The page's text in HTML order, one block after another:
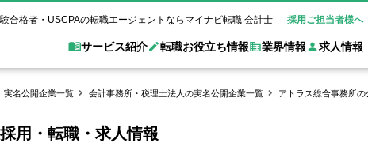
合格者・USCPAの転職エージェントならマイナビ転職 会計士 採用ご担当者様へ
サービス紹介
職 会計士とは？ Web面談サービス
転職お役立ち情報
転職ガイド
業界情報
験情報
求人情報
別求人情報 業界別求人情報
実名公開企業一覧 会計事務所・税理士法人の実名公開企業一覧 アトラス総合事務所
用・転職・求人情報